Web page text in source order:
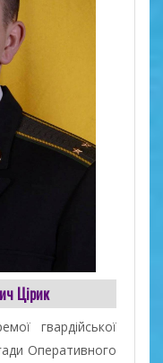
Цірик
гвардійської
Оперативного